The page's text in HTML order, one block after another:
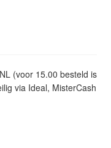
(voor 15.00 besteld is
via Ideal, MisterCash